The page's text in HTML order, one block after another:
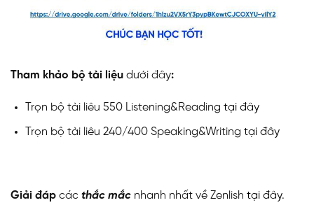
Tham khảo bộ tài liệu dưới đây:
Trọn bộ tài liêu 550 Listening&Reading tại đây
Trọn bộ tài liêu 240/400 Speaking&Writing tại đây
Giải đáp các thắc mắc nhanh nhất về Zenlish tại đây.